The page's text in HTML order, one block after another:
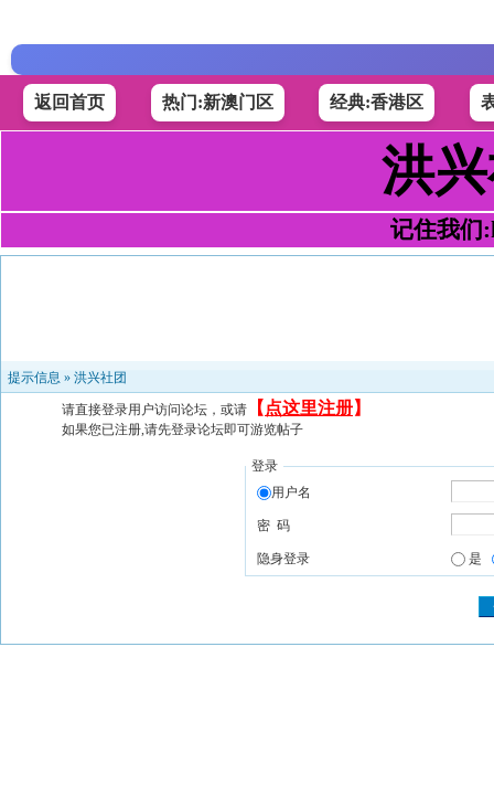
返回首页 热门:新澳门区 经典:香港区
洪
记住我们
提示信息 » 洪兴社团
请直接登录用户访问论坛，或请 【 点这里注册】
如果您已注册,请先登录论坛即可游览帖子
登录
用户名
密 码
隐身登录 是